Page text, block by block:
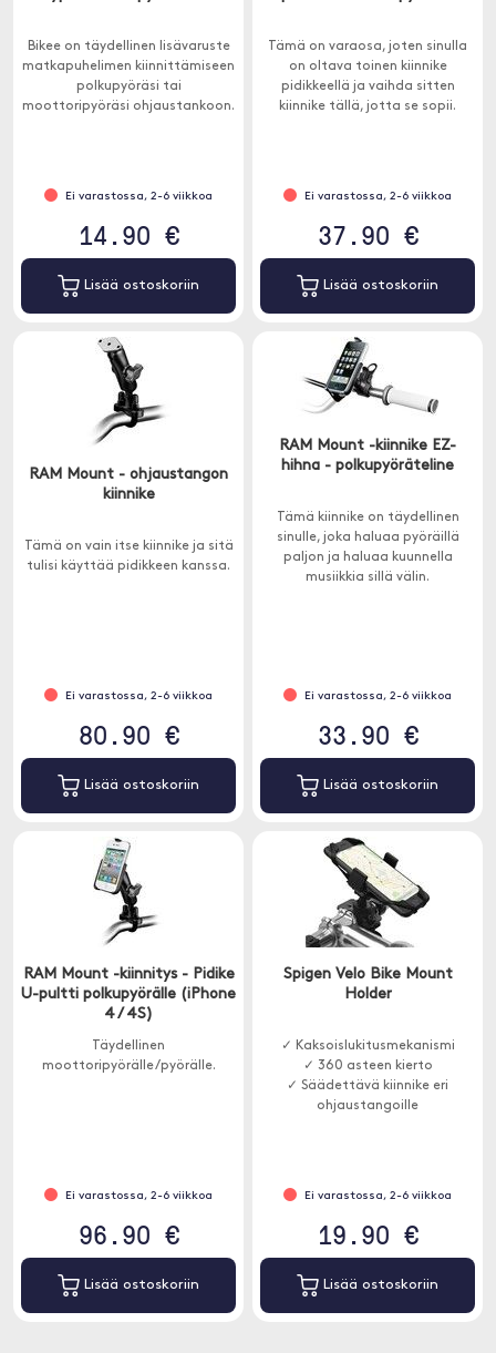
Bikee on täydellinen lisävaruste
matkapuhelimen kiinnittämiseen
polkupyöräsi tai
moottoripyöräsi ohjaustankoon.
Ei varastossa, 2-6 viikkoa
14.90 €
Lisää ostoskoriin
Tämä on varaosa, joten sinulla
on oltava toinen kiinnike
pidikkeellä ja vaihda sitten
kiinnike tällä, jotta se sopii.
Ei varastossa, 2-6 viikkoa
37.90 €
Lisää ostoskoriin
RAM Mount - ohjaustangon
kiinnike
Tämä on vain itse kiinnike ja sitä
tulisi käyttää pidikkeen kanssa.
Ei varastossa, 2-6 viikkoa
80.90 €
Lisää ostoskoriin
RAM Mount -kiinnike EZ-
hihna - polkupyöräteline
Tämä kiinnike on täydellinen
sinulle, joka haluaa pyöräillä
paljon ja haluaa kuunnella
musiikkia sillä välin.
Ei varastossa, 2-6 viikkoa
33.90 €
Lisää ostoskoriin
RAM Mount -kiinnitys - Pidike
U-pultti polkupyörälle (iPhone
4 / 4S)
Täydellinen
moottoripyörälle/pyörälle.
Ei varastossa, 2-6 viikkoa
96.90 €
Lisää ostoskoriin
Spigen Velo Bike Mount
Holder
✓ Kaksoislukitusmekanismi
✓ 360 asteen kierto
✓ Säädettävä kiinnike eri
ohjaustangoille
Ei varastossa, 2-6 viikkoa
19.90 €
Lisää ostoskoriin